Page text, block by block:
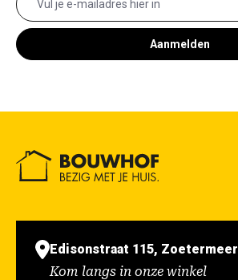
Aanmelden
Edisonstraat 115, Zoetermeer
Kom langs in onze winkel